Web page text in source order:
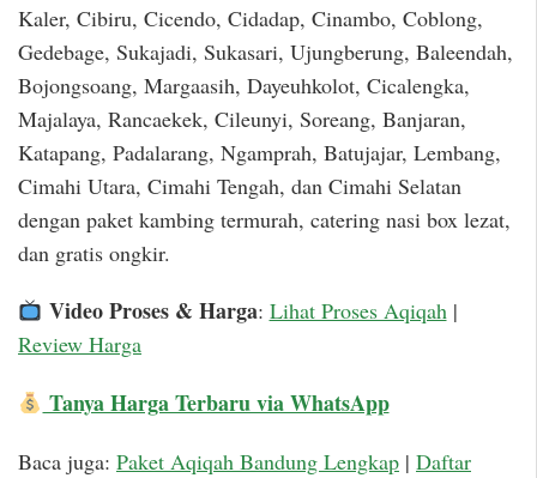
Kaler, Cibiru, Cicendo, Cidadap, Cinambo, Coblong,
Gedebage, Sukajadi, Sukasari, Ujungberung, Baleendah,
Bojongsoang, Margaasih, Dayeuhkolot, Cicalengka,
Majalaya, Rancaekek, Cileunyi, Soreang, Banjaran,
Katapang, Padalarang, Ngamprah, Batujajar, Lembang,
Cimahi Utara, Cimahi Tengah, dan Cimahi Selatan
dengan paket kambing termurah, catering nasi box lezat,
dan gratis ongkir.
Video Proses & Harga: Lihat Proses Aqiqah|
Review Harga
Tanya Harga Terbaru via WhatsApp
Baca juga: Paket Aqiqah Bandung Lengkap | Daftar